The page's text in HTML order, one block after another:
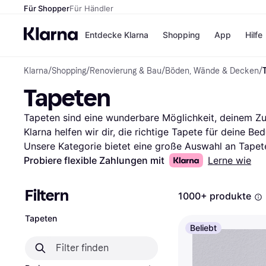
Für ShopperFür Händler
Entdecke Klarna
Zahlungsmethoden
Bezahle in 3
Teilzahlungen
Bezahle in bis zu 30
Tagen
Ratenzahlung
Shopping
Shops
Temu
SHEIN
App Hilfe
Klarna/Shopping/Renovierung & Bau/Böden, Wände & Decken/
Tapeten
Tapeten sind eine wunderbare Möglichkeit, deinem
Klarna helfen wir dir, die richtige Tapete für deine
Unsere Kategorie bietet eine große Auswahl an
Filtern durchsuchen kannst. Ob du nach Mustern,
Bewertungen filtern, um deine Auswahl weiter zu
zu deinem Stil passt. Lies die Bewertungen anderer
Erfahrungen zu erfahren und eine gut durchdachte
deine Suche nach der idealen Tapete und finde das
Mehr über tapeten »
Probiere flexible Zahlungen mit Lerne wie
Filtern
Tapeten
1000+ produkte
Beliebt